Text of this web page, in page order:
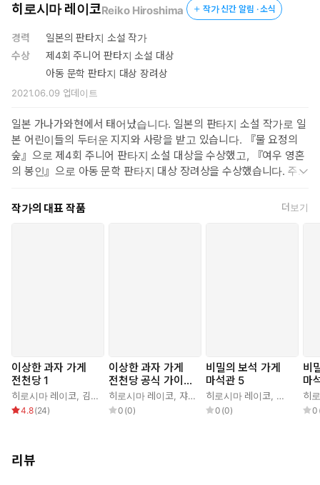
히로시마 레이코Reiko Hiroshima 작가 신간 알림 · 소식
경력
일본의 판타지 소설 작가
수상
제4회 주니어 판타지 소설 대상
아동 문학 판타지 대상 장려상
2021.06.09 업데이트
일본 가나가와현에서 태어났습니다. 일본의 판타지 소설 작가로 일
본 어린이들의 두터운 지지와 사랑을 받고 있습니다. 『물 요정의
숲』으로 제4회 주니어 판타지 소설 대상을 수상했고, 『여우 영혼
의 봉인』으로 아동 문학 판타지 대상 장려상을 수상했습니다. 주요
당」 시리즈, 「귀신의 집」 시리즈, 『유령 고양이 후쿠코』, 『혼
을 쫓는 자들』, 『마녀 강아지, 봉봉』, 『요괴의 아이를 키웁니
작가의 대표 작품 더보기
이상한 과자 가게
전천당 1
히로시마 레이코, 김정화
4.8(24)
이상한 과자 가게
전천당 공식 가이드
북
히로시마 레이코, 쟈쟈
0 (0)
비밀의 보석 가게
마석관 5
히로시마 레이코, 사타케 미
0 (0)
비
마
히
0
리뷰